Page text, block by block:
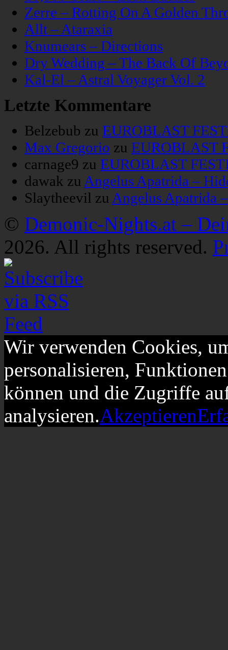
Zerre – Rotting On A Golden
Allt – Ataraxia
Knumears – Directions
Dry Wedding – The Back Of
Kal-El – Astral Voyager Vol. 2
Letzte Kommentare
Belzebub zu EUROBLAST
Max Gregorio zu EUROBLAST
carnage9 zu EUROBLAST
dawak zu Angelus Apatrida –
Slaytheevil zu Angelus Apatrida
© Demonic-Nights.at –
2026. All rights reserved.
Wir verwenden Cookies,
personalisieren,
können und die Zugriffe
analysieren.Akzeptieren